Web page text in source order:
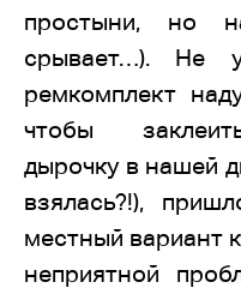
простыни, но
срывает…). Не
ремкомплект
чтобы
дырочку в нашей
взялась?!),
местный вариант
неприятной